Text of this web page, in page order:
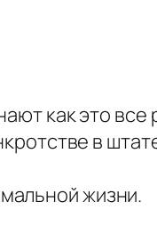
как это все
в
жизни.